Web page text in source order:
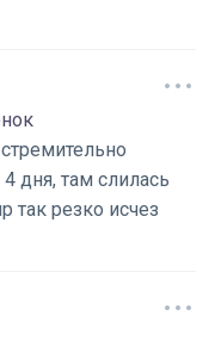
дня, там слилась
так резко исчез